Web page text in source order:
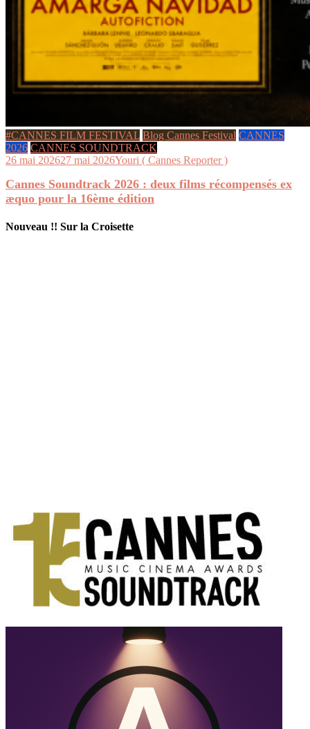
#CANNES FILM FESTIVAL Blog Cannes Festival CANNES
2026 CANNES SOUNDTRACK
26 mai 202627 mai 2026Youri ( Cannes Reporter )
Cannes Soundtrack 2026 : deux films récompensés ex
æquo pour la 16ème édition
Nouveau !! Sur la Croisette